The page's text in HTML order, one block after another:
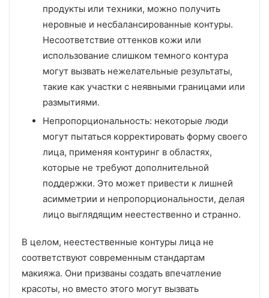
продукты или техники, можно получить
неровные и несбалансированные контуры.
Несоответствие оттенков кожи или
использование слишком темного контура
могут вызвать нежелательные результаты,
такие как участки с неявными границами или
размытиями.
Непропорциональность: некоторые люди
могут пытаться корректировать форму своего
лица, применяя контуринг в областях,
которые не требуют дополнительной
поддержки. Это может привести к лишней
асимметрии и непропорциональности, делая
лицо выглядящим неестественно и странно.
В целом, неестественные контуры лица не
соответствуют современным стандартам
макияжа. Они призваны создать впечатление
красоты, но вместо этого могут вызвать